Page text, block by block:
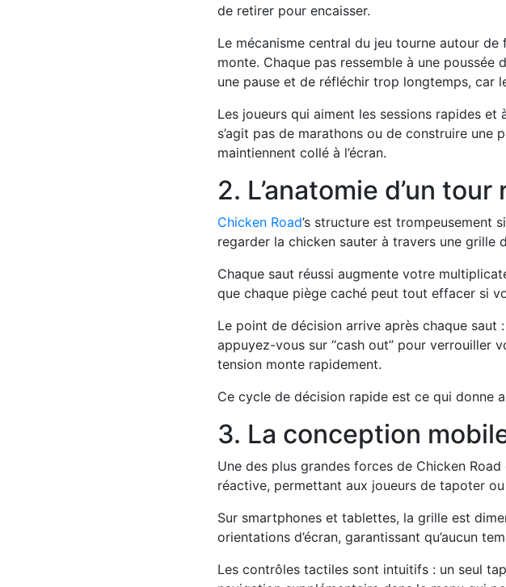
de retirer pour encaisser.
Le mécanisme central du jeu tourne autour
monte. Chaque pas ressemble à une poussée
une pause et de réfléchir trop longtemps, car
Les joueurs qui aiment les sessions rapides
s’agit pas de marathons ou de construire une
maintiennent collé à l’écran.
2. L’anatomie d’un tour
Chicken Road’s structure est trompeusement
regarder la chicken sauter à travers une grille
Chaque saut réussi augmente votre
que chaque piège caché peut tout effacer si
Le point de décision arrive après chaque
appuyez-vous sur “cash out” pour verrouiller
tension monte rapidement.
Ce cycle de décision rapide est ce qui donne
3. La conception
Une des plus grandes forces de Chicken
réactive, permettant aux joueurs de tapoter
Sur smartphones et tablettes, la grille est
orientations d’écran, garantissant qu’aucun
Les contrôles tactiles sont intuitifs : un seul